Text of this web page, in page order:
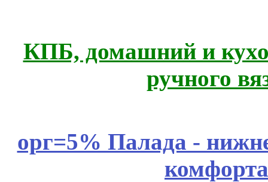
КПБ, домашний и
ручного
орг=5% Палада -